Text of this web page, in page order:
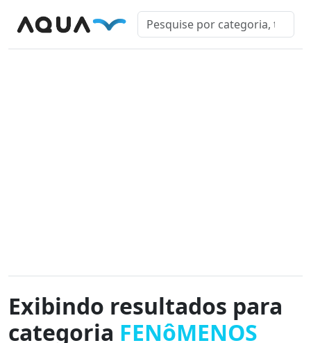
Exibindo resultados para
categoria FENôMENOS